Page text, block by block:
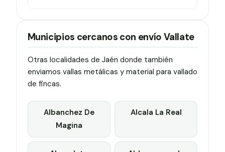
Municipios cercanos con envío Vallate
Otras localidades de Jaén donde también
enviamos vallas metálicas y material para vallado
de fincas.
Albanchez De
Magina
Alcala La Real